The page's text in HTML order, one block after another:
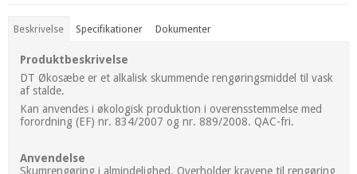
Beskrivelse Specifikationer Dokumenter
Produktbeskrivelse
DT Økosæbe er et alkalisk skummende rengøringsmiddel til vask
af stalde.
Kan anvendes i økologisk produktion i overensstemmelse med
forordning (EF) nr. 834/2007 og nr. 889/2008. QAC-fri.
Anvendelse
Skumrengøring i almindelighed. Overholder kravene til rengøring